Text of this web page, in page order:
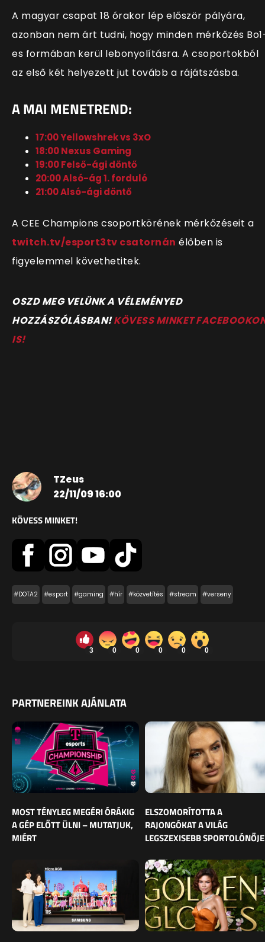
A magyar csapat 18 órakor lép először pályára,
azonban nem árt tudni, hogy minden mérkőzés
es formában kerül lebonyolításra. A csoportokból
az első két helyezett jut tovább a rájátszásba.
A MAI MENETREND:
17:00 Yellowshrek vs 3xO
18:00 Nexus Gaming
19:00 Felső-ági döntő
20:00 Alsó-ág 1. forduló
21:00 Alsó-ági döntő
A CEE Champions csoportkörének mérkőzéseit a
twitch.tv/esport3tv csatornán élőben is
figyelemmel követhetitek.
OSZD MEG VELÜNK A VÉLEMÉNYED
HOZZÁSZÓLÁSBAN!KÖVESS MINKET
IS!
TZeus
22/11/09 16:00
KÖVESS MINKET!
#DOTA2 #esport #gaming #hír #közvetítés #stream #verseny
3 0 0 0 0 0
PARTNEREINK AJÁNLATA
MOST TÉNYLEG MEGÉRI ÓRÁKIG
A GÉP ELŐTT ÜLNI – MUTATJUK,
MIÉRT
ELSZOMORÍTOTTA A
RAJONGÓKAT A VILÁG
LEGSZEXISEBB SPORTOLÓNŐJE